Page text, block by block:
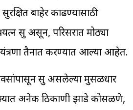
बाहेर काढण्यासाठी
सुरू असून, परिसरात मोठ्या
यंत्रणा तैनात करण्यात आल्या आहेत.
सुरू असलेल्या मुसळधार
अनेक ठिकाणी झाडे कोसळणे,